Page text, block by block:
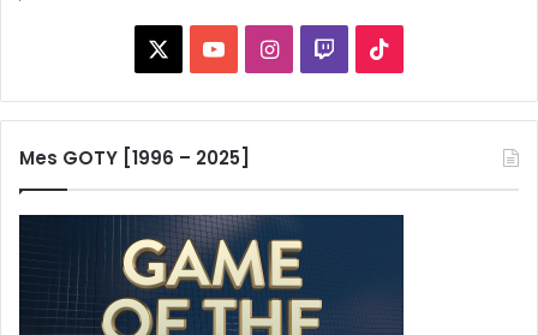
YouTubeInstagram
Twitch
Mes GOTY [1996 – 2025]